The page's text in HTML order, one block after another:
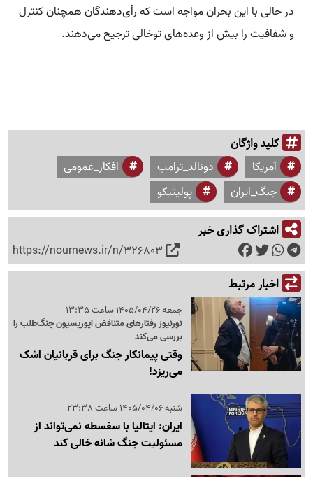
در حالی با این بحران مواجه است که رأی‌دهندگان همچنان کنترل
و شفافیت را بیش از وعده‌های توخالی ترجیح می‌دهند.
کلید واژگان
آمریکا دونالد_ترامپ
افکار_عمومی
جنگ_ایران
پولیتیکو
اشتراک گذاری خبر
https://nournews.ir/n/326803
اخبار مرتبط
جمعه 1405/04/26 ساعت 13:35
نورنیوز رفتارهای متناقض اپوزیسیون جنگ‌طلب را
بررسی می‌کند
وقتی پیمانکار جنگ برای قربانیان اشک
می‌ریزد!
شنبه 1405/04/06 ساعت 23:38
ایران: ایتالیا با سفسطه نمی‌تواند از
مسئولیت جنگ شانه خالی کند